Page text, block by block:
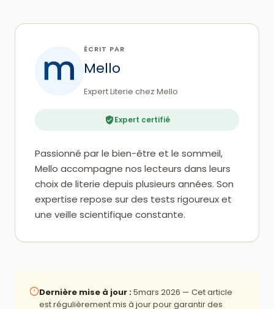
ÉCRIT PAR
Mello
Expert Literie chez Mello
Expert certifié
Passionné par le bien-être et le sommeil,
Mello accompagne nos lecteurs dans leurs
choix de literie depuis plusieurs années. Son
expertise repose sur des tests rigoureux et
une veille scientifique constante.
Dernière mise à jour :5mars 2026 — Cet article
est régulièrement mis à jour pour garantir des